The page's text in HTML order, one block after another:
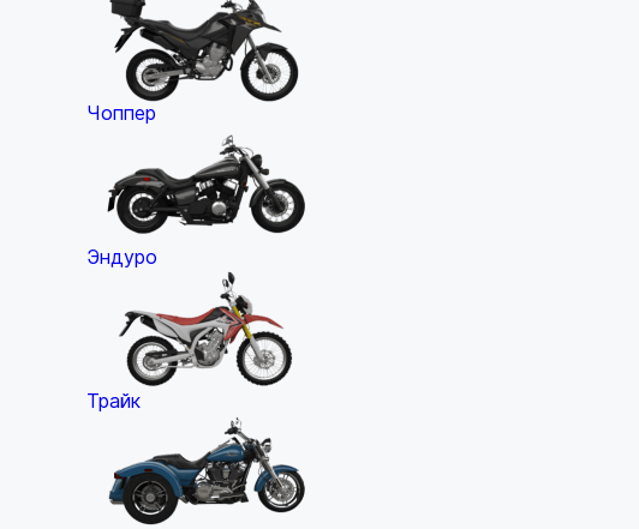
Чоппер
Эндуро
Трайк